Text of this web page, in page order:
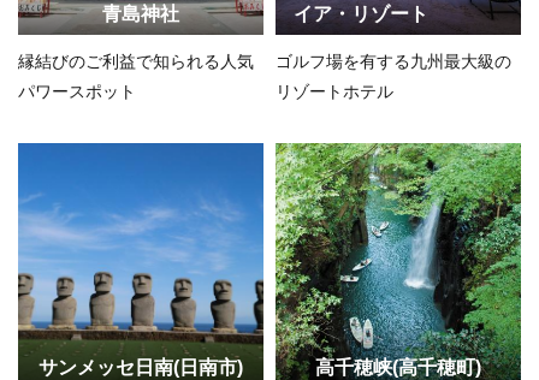
青島神社
縁結びのご利益で知られる人気
パワースポット
イア・リゾート
ゴルフ場を有する九州最大級の
リゾートホテル
サンメッセ日南(日南市) 高千穂峡(高千穂町)